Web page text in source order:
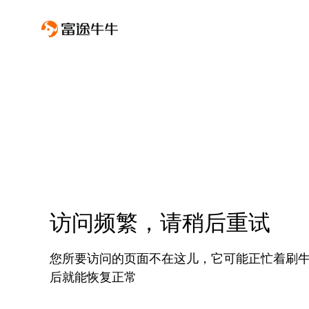
访问频繁，请稍后重试
您所要访问的页面不在这儿，它可能正忙着刷
后就能恢复正常